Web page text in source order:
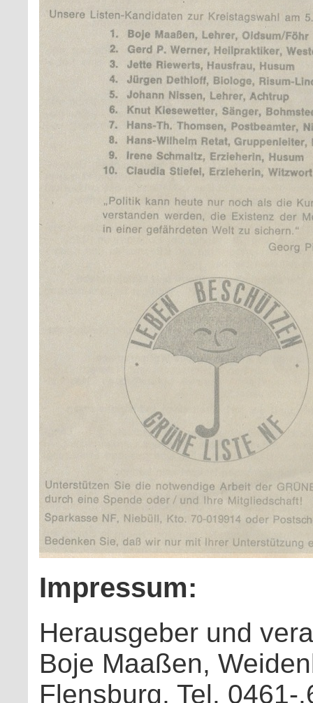
Impressum:
Herausgeber und
Boje Maaßen,
Flensburg, Tel. 0461-